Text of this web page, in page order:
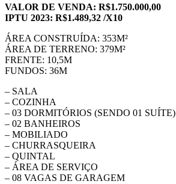
VALOR DE VENDA: R$1.750.000,00
IPTU 2023: R$1.489,32 /X10
ÁREA CONSTRUÍDA: 353M²
ÁREA DE TERRENO: 379M²
FRENTE: 10,5M
FUNDOS: 36M
– SALA
– COZINHA
– 03 DORMITÓRIOS (SENDO 01 SUÍTE)
– 02 BANHEIROS
– MOBILIADO
– CHURRASQUEIRA
– QUINTAL
– ÁREA DE SERVIÇO
– 08 VAGAS DE GARAGEM